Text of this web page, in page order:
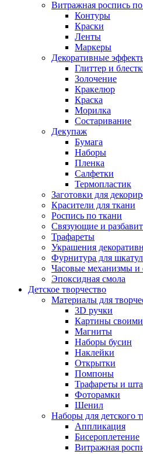
Витражная роспись
Контуры
Краски
Ленты
Маркеры
Декоративные
Глиттер и
Золочение
Кракелюр
Краска
Морилка
Состаривание
Декупаж
Бумага
Наборы
Пленка
Салфетки
Термопластик
Заготовки для
Красители для ткани
Роспись по ткани
Связующие и
Трафареты
Украшения
Фурнитура для
Часовые механизмы и
Эпоксидная смола
Детское творчество
Материалы для
3D ручки
Картины
Магниты
Наборы бусин
Наклейки
Открытки
Помпоны
Трафареты и
Фоторамки
Шенил
Наборы для детского
Аппликация
Бисероплетение
Витражная